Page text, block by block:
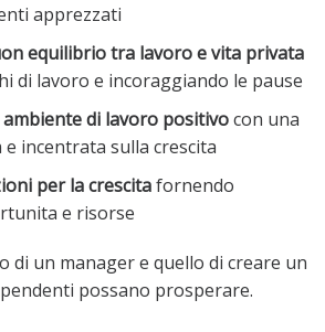
apprezzati
equilibrio tra lavoro e vita privata
di lavoro e incoraggiando le pause
di lavoro positivocon una
incentrata sulla crescita
per la crescitafornendo
e risorse
di un manager e quello di creare un
possano prosperare.